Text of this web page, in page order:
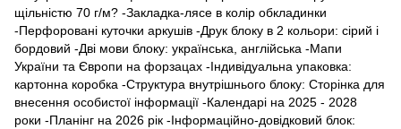
щільністю 70 г/м? -Закладка-лясе в колір обкладинки
-Перфоровані куточки аркушів -Друк блоку в 2 кольори: сірий і
бордовий -Дві мови блоку: українська, англійська -Мапи
України та Європи на форзацах -Індивідуальна упаковка:
картонна коробка -Структура внутрішнього блоку: Сторінка для
внесення особистої інформації -Календарі на 2025 - 2028
роки -Планінг на 2026 рік -Інформаційно-довідковий блок: